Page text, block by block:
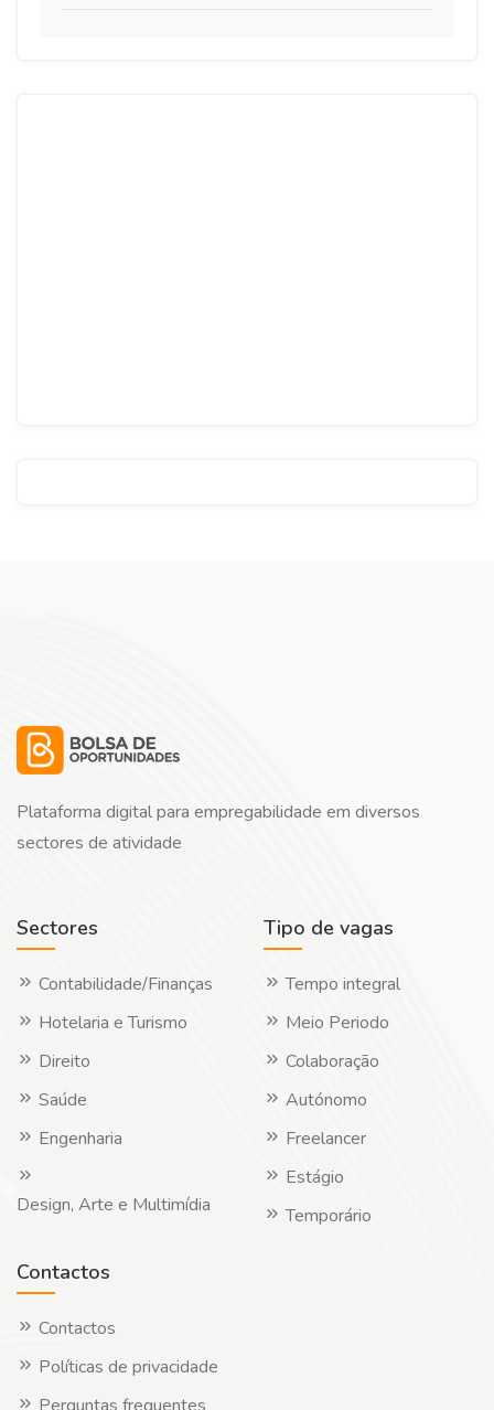
Plataforma digital para empregabilidade em diversos
sectores de atividade
Sectores
Contabilidade/Finanças
Hotelaria e Turismo
Direito
Saúde
Engenharia
Design, Arte e Multimídia
Tipo de vagas
Tempo integral
Meio Periodo
Colaboração
Autónomo
Freelancer
Estágio
Temporário
Contactos
Contactos
Políticas de privacidade